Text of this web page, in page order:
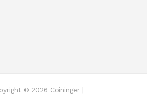
© 2026 Coininger |